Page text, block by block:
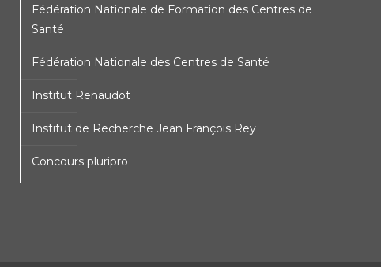
Fédération Nationale de Formation des Centres de
Santé
Fédération Nationale des Centres de Santé
Institut Renaudot
Institut de Recherche Jean François Rey
Concours pluripro